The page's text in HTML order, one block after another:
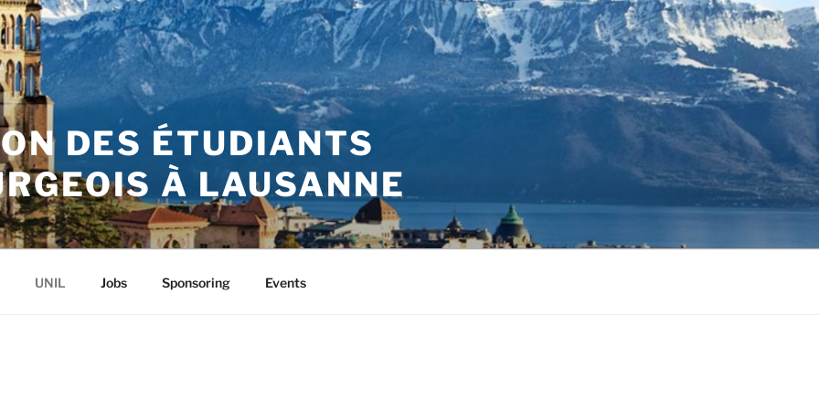
DES ÉTUDIANTS
À LAUSANNE
UNIL Jobs Sponsoring Events